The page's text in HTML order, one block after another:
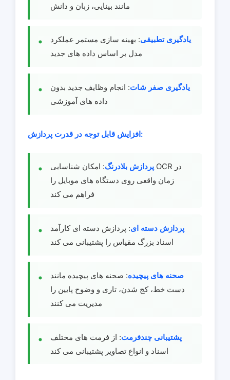
مانند بینایی، زبان و دانش
یادگیری تطبیقی: بهینه سازی مستمر عملکرد
مدل بر اساس داده های جدید
یادگیری صفر شات: انجام وظایف جدید بدون
داده های آموزشی
افزایش قابل توجه در قدرت پردازش:
پردازش بلادرنگ: امکان شناسایی OCR در
زمان واقعی روی دستگاه های موبایل را
فراهم می کند
پردازش دسته ای: پردازش دسته ای کارآمد
اسناد بزرگ مقیاس را پشتیبانی می کند
صحنه های پیچیده: صحنه های پیچیده مانند
دست خط، کج شدن، تاری و وضوح پایین را
مدیریت می کنند
پشتیبانی چندفرمت: از فرمت های مختلف
اسناد و انواع تصاویر پشتیبانی می کند